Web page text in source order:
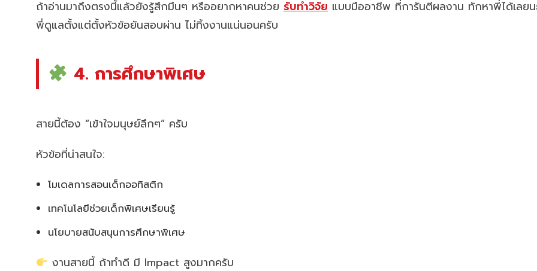
ถ้าอ่านมาถึงตรงนี้แล้วยังรู้สึกมึนๆ หรืออยากหาคนช่วย รับทำวิจัย แบบมืออาชีพ ที่การันตีผลงาน ทักหาพี่ได้เลยน
พี่ดูแลตั้งแต่ตั้งหัวข้อยันสอบผ่าน ไม่ทิ้งงานแน่นอนครับ
4. การศึกษาพิเศษ
สายนี้ต้อง “เข้าใจมนุษย์ลึกๆ” ครับ
หัวข้อที่น่าสนใจ:
โมเดลการสอนเด็กออทิสติก
เทคโนโลยีช่วยเด็กพิเศษเรียนรู้
นโยบายสนับสนุนการศึกษาพิเศษ
งานสายนี้ ถ้าทำดี มี Impact สูงมากครับ